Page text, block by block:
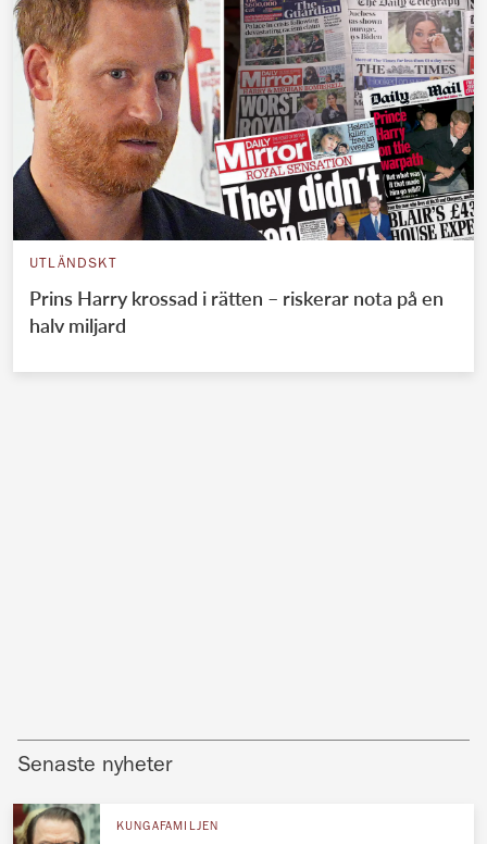
UTLÄNDSKT
Prins Harry krossad i rätten – riskerar nota på en
halv miljard
Senaste nyheter
KUNGAFAMILJEN